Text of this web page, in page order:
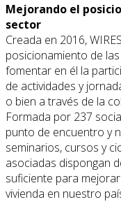
Mejorando el
sector
Creada en 2016,
posicionamiento de
fomentar en él la
de actividades y
o bien a través de la
Formada por 237
punto de encuentro y
seminarios, cursos y
asociadas dispongan
suficiente para
vivienda en nuestro